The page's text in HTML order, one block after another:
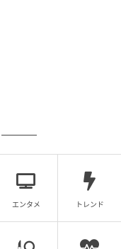
エンタメ トレンド